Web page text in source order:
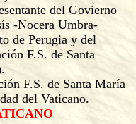
del Govierno
-Nocera Umbra-
de Perugia y del
F.S. de Santa
F.S. de Santa María
del Vaticano.